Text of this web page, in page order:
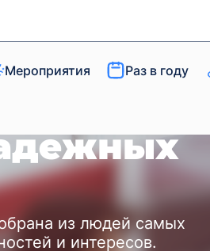
Мероприятия Раз в году
из людей самых
и интересов.